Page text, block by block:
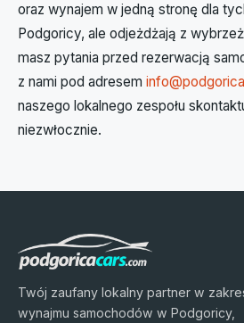
oraz wynajem w jedną stronę dla
Podgoricy, ale odjeżdżają z
masz pytania przed rezerwacją
z nami pod adresem
naszego lokalnego zespołu
niezwłocznie.
Twój zaufany lokalny partner w
wynajmu samochodów w Podgoricy,